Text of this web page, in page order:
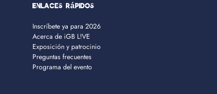
Enlaces rápidos
Inscríbete ya para 2026
Acerca de iGB L!VE
Exposición y patrocinio
Preguntas frecuentes
Programa del evento